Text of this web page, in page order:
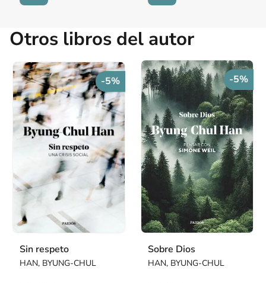
Otros libros del autor
-5%
Sin respeto
HAN, BYUNG-CHUL
-5%
Sobre Dios
HAN, BYUNG-CHUL